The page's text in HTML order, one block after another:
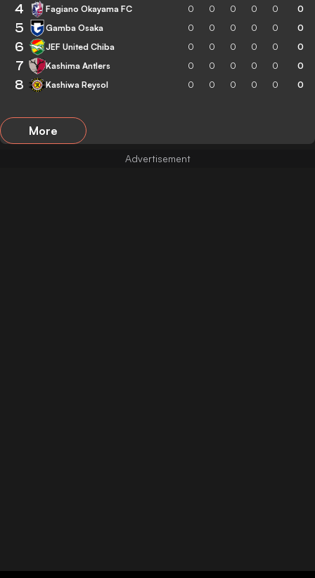
4 Fagiano Okayama FC 0 0 0 0 0 0
5 Gamba Osaka 0 0 0 0 0 0
6 JEF United Chiba 0 0 0 0 0 0
7 Kashima Antlers 0 0 0 0 0 0
8 Kashiwa Reysol 0 0 0 0 0 0
More